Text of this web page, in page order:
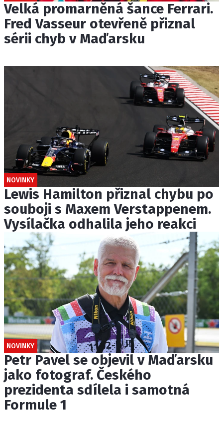
Velká promarněná šance Ferrari.
Fred Vasseur otevřeně přiznal
sérii chyb v Maďarsku
NOVINKY
Lewis Hamilton přiznal chybu po
souboji s Maxem Verstappenem.
Vysílačka odhalila jeho reakci
NOVINKY
Petr Pavel se objevil v Maďarsku
jako fotograf. Českého
prezidenta sdílela i samotná
Formule 1